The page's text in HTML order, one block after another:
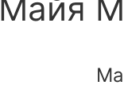
Майя